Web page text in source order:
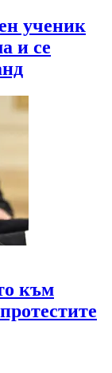
ученик
и се
към